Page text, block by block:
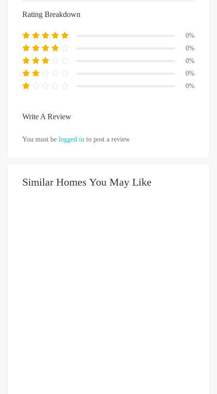
Rating Breakdown
0%
0%
0%
0%
0%
Write A Review
You must be logged in to post a review
Similar Homes You May Like